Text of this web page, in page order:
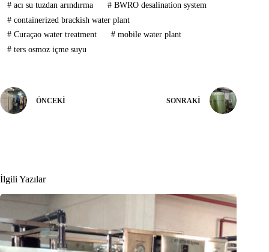
#acı su tuzdan arındırma #BWRO desalination system
#containerized brackish water plant
#Curaçao water treatment #mobile water plant
#ters osmoz içme suyu
ÖNCEKI SONRAKI
İlgili Yazılar